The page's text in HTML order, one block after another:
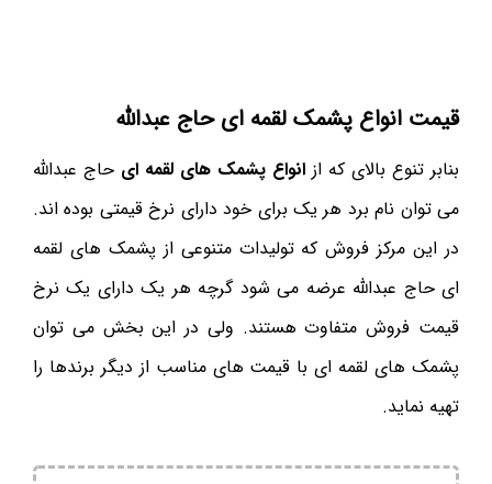
قیمت انواع پشمک لقمه ای حاج عبدالله
بنابر تنوع بالای که از انواع پشمک های لقمه ای حاج عبدالله
می توان نام برد هر یک برای خود دارای نرخ قیمتی بوده اند.
در این مرکز فروش که تولیدات متنوعی از پشمک های لقمه
ای حاج عبدالله عرضه می شود گرچه هر یک دارای یک نرخ
قیمت فروش متفاوت هستند. ولی در این بخش می توان
پشمک های لقمه ای با قیمت های مناسب از دیگر برندها را
تهیه نماید.